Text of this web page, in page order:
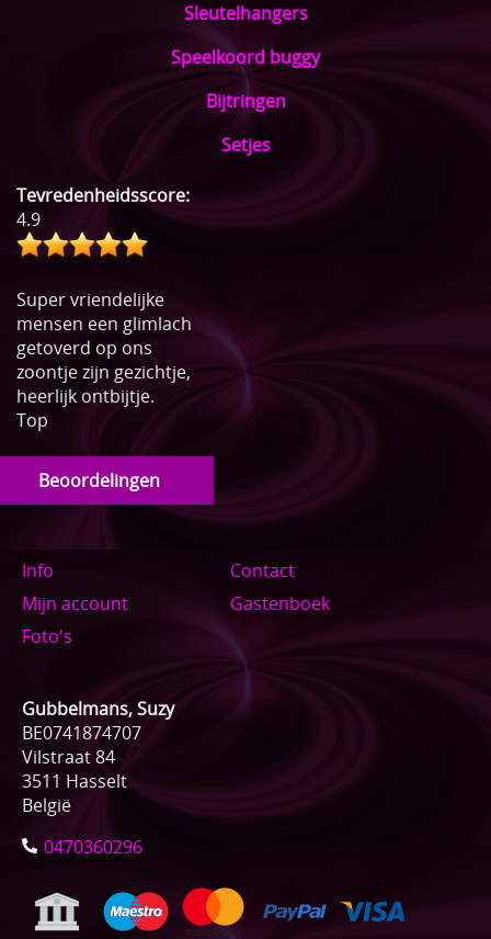
Sleutelhangers
Speelkoord buggy
Bijtringen
Setjes
Tevredenheidsscore:
4.9
Super vriendelijke
mensen een glimlach
getoverd op ons
zoontje zijn gezichtje,
heerlijk ontbijtje.
Top
Beoordelingen
Info
Contact
Mijn account
Gastenboek
Foto's
Gubbelmans, Suzy
BE0741874707
Vilstraat 84
3511 Hasselt
België
0470360296